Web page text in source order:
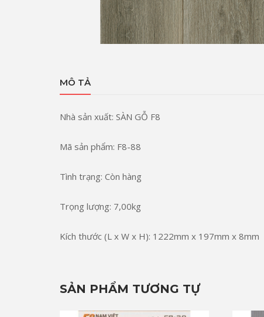
MÔ TẢ
Nhà sản xuất: SÀN GỖ F8
Mã sản phẩm: F8-88
Tình trạng: Còn hàng
Trọng lượng: 7,00kg
Kích thước (L x W x H): 1222mm x 197mm x 8mm
SẢN PHẨM TƯƠNG TỰ